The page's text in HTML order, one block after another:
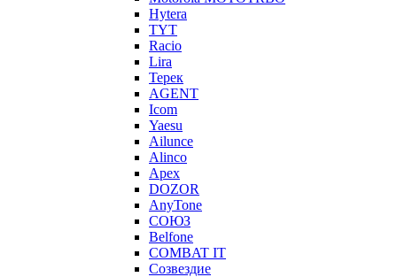
Hytera
TYT
Racio
Lira
Терек
AGENT
Icom
Yaesu
Ailunce
Alinco
Apex
DOZOR
AnyTone
СОЮЗ
Belfone
COMBAT IT
Созвездие